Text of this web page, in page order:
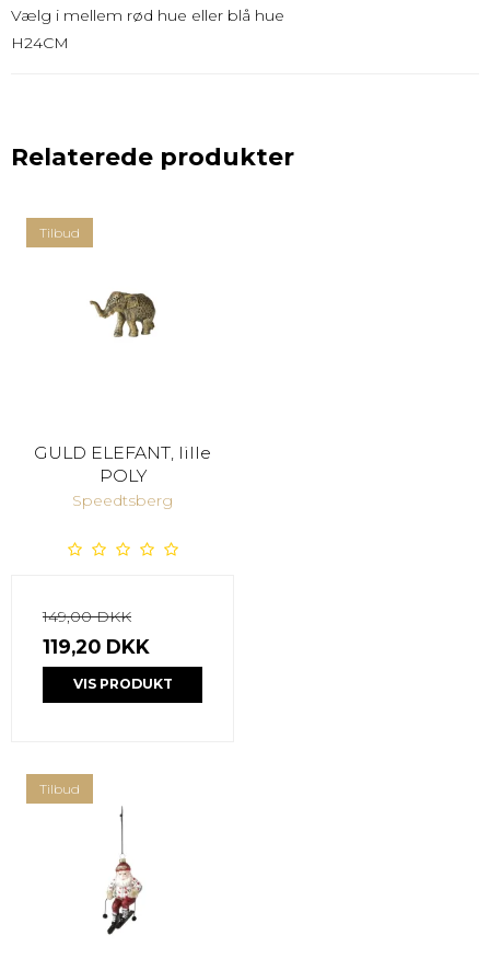
Vælg i mellem rød hue eller blå hue
H24CM
Relaterede produkter
Tilbud
GULD ELEFANT, lille
POLY
Speedtsberg
149,00 DKK
119,20 DKK
VIS PRODUKT
Tilbud